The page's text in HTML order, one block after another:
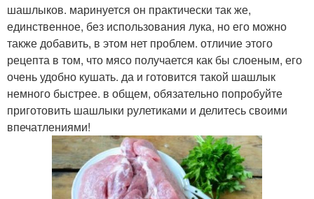
шашлыков. маринуется он практически так же,
единственное, без использования лука, но его можно
также добавить, в этом нет проблем. отличие этого
рецепта в том, что мясо получается как бы слоеным, его
очень удобно кушать. да и готовится такой шашлык
немного быстрее. в общем, обязательно попробуйте
приготовить шашлыки рулетиками и делитесь своими
впечатлениями!